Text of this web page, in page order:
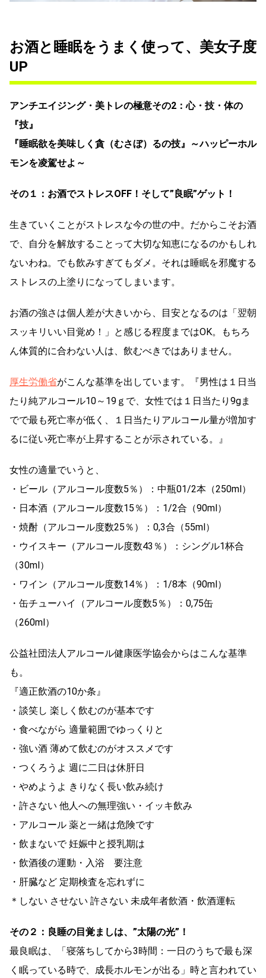
お酒と睡眠をうまく使って、美女子度
UP
アンチエイジング・美トレの極意その2：心・技・体の
『技』
『睡眠欲を美味しく貪（むさぼ）るの技』～ハッピーホル
モンを凌駕せよ～
その１：お酒でストレスOFF！そして”良眠”ゲット！
生きていくことがストレスな今の世の中。だからこそお酒
で、自分を解放することって大切な知恵になるのかもしれ
ないわね。でも飲みすぎてもダメ。それは睡眠を邪魔する
ストレスの上塗りになってしまいます。
お酒の強さは個人差が大きいから、目安となるのは「翌朝
スッキリいい目覚め！」と感じる程度まではOK。もちろ
ん体質的に合わない人は、飲むべきではありません。
厚生労働省がこんな基準を出しています。『男性は１日当
たり純アルコール10～19ｇで、女性では１日当たり9gま
でで最も死亡率が低く、１日当たりアルコール量が増加す
るに従い死亡率が上昇することが示されている。』
女性の適量でいうと、
・ビール（アルコール度数5％）：中瓶01/2本（250ml）
・日本酒（アルコール度数15％）：1/2合（90ml）
・焼酎（アルコール度数25％）：0,3合（55ml）
・ウイスキー（アルコール度数43％）：シングル1杯合
（30ml）
・ワイン（アルコール度数14％）：1/8本（90ml）
・缶チューハイ（アルコール度数5％）：0,75缶
（260ml）
公益社団法人アルコール健康医学協会からはこんな基準
も。
『適正飲酒の10か条』
・談笑し 楽しく飲むのが基本です
・食べながら 適量範囲でゆっくりと
・強い酒 薄めて飲むのがオススメです
・つくろうよ 週に二日は休肝日
・やめようよ きりなく長い飲み続け
・許さない 他人への無理強い・イッキ飲み
・アルコール 薬と一緒は危険です
・飲まないで 妊娠中と授乳期は
・飲酒後の運動・入浴 要注意
・肝臓など 定期検査を忘れずに
＊しない させない 許さない 未成年者飲酒・飲酒運転
その２：良睡の目覚ましは、”太陽の光”！
最良眠は、「寝落ちしてから3時間：一日のうちで最も深
く眠っている時で、成長ホルモンが出る」時と言われてい